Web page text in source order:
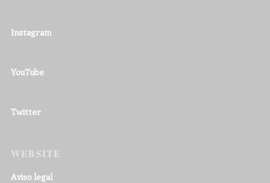
Instagram
YouTube
Twitter
WEBSITE
Aviso legal